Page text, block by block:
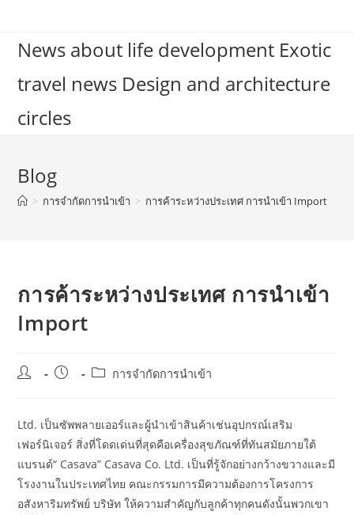
contentNews about life development Exotic
travel news Design and architecture
circles
Blog
> การจำกัดการนำเข้า > การค้าระหว่างประเทศ การนำเข้า Import
การค้าระหว่างประเทศ การนำเข้า
Import
Post
Post
Postการจำกัดการนำเข้า
Ltd. เป็นซัพพลายเออร์และผู้นำเข้าสินค้าเช่นอุปกรณ์เสริม
เฟอร์นิเจอร์ สิ่งที่โดดเด่นที่สุดคือเครื่องสุขภัณฑ์ที่ทันสมัยภายใต้
แบรนด์“ Casava” Casava Co. Ltd. เป็นที่รู้จักอย่างกว้างขวางและมี
โรงงานในประเทศไทย คณะกรรมการมีความต้องการโครงการ
อสังหาริมทรัพย์ บริษัท ให้ความสำคัญกับลูกค้าทุกคนดังนั้นพวกเขา